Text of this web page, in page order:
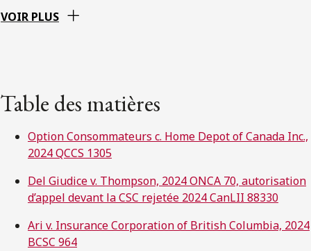
VOIR PLUS
Table des matières
Option Consommateurs c. Home Depot of Canada Inc.,
2024 QCCS 1305
Del Giudice v. Thompson, 2024 ONCA 70, autorisation
d’appel devant la CSC rejetée 2024 CanLII 88330
Ari v. Insurance Corporation of British Columbia, 2024
BCSC 964